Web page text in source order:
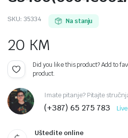
SKU: 35334 Na stanju
20 KM
Did you like this product? Add to
product.
Imate pitanje? Pitajte
(+387) 65 275 783
Uštedite online